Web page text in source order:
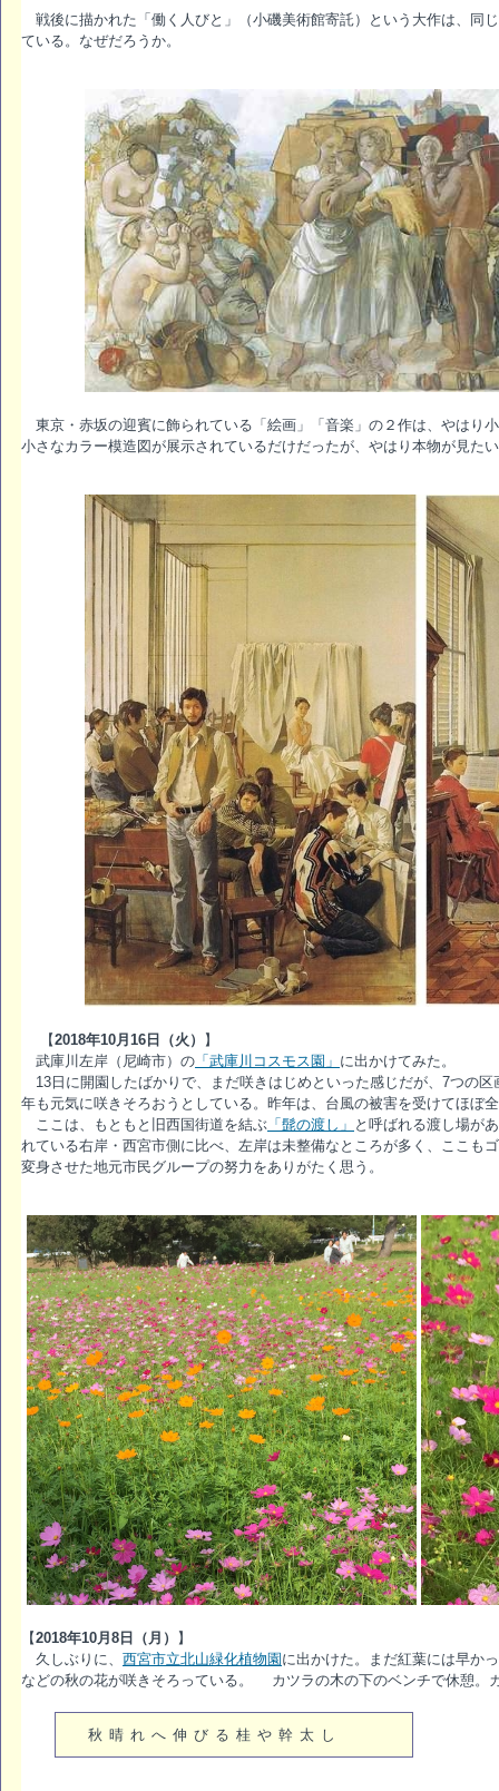
戦後に描かれた「働く人びと」（小磯美術館寄託）という大作は、同
ている。なぜだろうか。
東京・赤坂の迎賓に飾られている「絵画」「音楽」の２作は、やはり
小さなカラー模造図が展示されているだけだったが、やはり本物が見た
【2018年10月16日（火）
】
武庫川左岸（尼崎市）の 「武庫川コスモス園」 に出かけてみた。
13日に開園したばかりで、まだ咲きはじめといった感じだが、7つの
年も元気に咲きそろおうとしている。昨年は、台風の被害を受けてほぼ
ここは、もともと旧西国街道を結ぶ 「髭の渡し」 と呼ばれる渡し場が
れている右岸・西宮市側に比べ、左岸は未整備なところが多く、ここも
変身させた地元市民グループの努力をありがたく思う。
【2018年10月8日（月）
】
久しぶりに、 西宮市立北山緑化植物園 に出かけた。まだ紅葉には早か
などの秋の花が咲きそろっている。 カツラの木の下のベンチで休憩。
秋晴れへ伸びる桂や幹太し